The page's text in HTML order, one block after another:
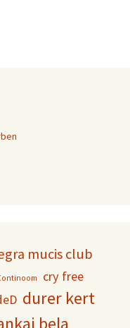
mucis club
cry free
durer kert
bela